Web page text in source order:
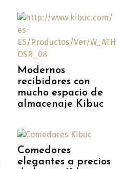
Modernos
recibidores con
mucho espacio de
almacenaje Kibuc
Comedores
elegantes a precios